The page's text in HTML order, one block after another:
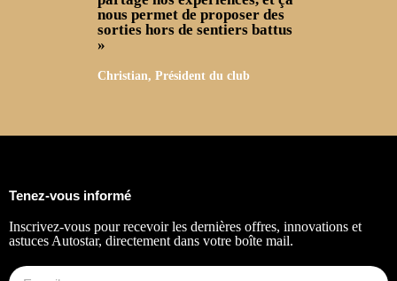
nous permet de proposer des
sorties hors de sentiers battus
» ​
Christian, Président du club
Tenez-vous informé
Inscrivez-vous pour recevoir les dernières offres, innovations et
astuces Autostar, directement dans votre boîte mail.